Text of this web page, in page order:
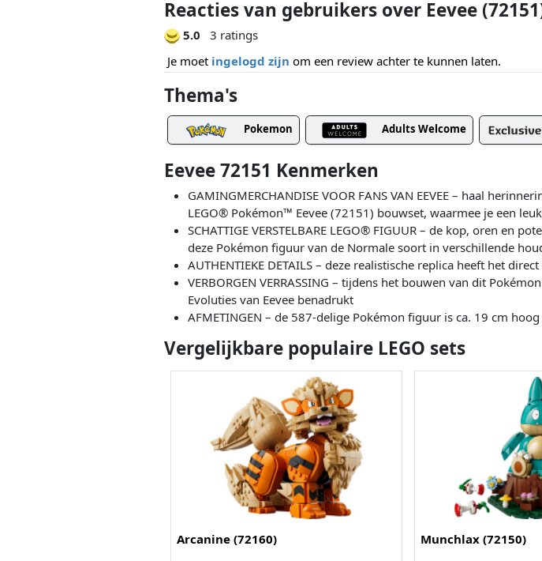
Reacties van gebruikers over Eevee
5.0
3 ratings
Je moet ingelogd zijn om een review achter te kunnen laten.
Thema's
Pokemon Adults Welcome
Eevee 72151 Kenmerken
GAMINGMERCHANDISE VOOR FANS VAN EEVEE – haal
LEGO® Pokémon™ Eevee (72151) bouwset, waarmee je een
SCHATTIGE VERSTELBARE LEGO® FIGUUR – de kop, oren en
deze Pokémon figuur van de Normale soort in verschillende
AUTHENTIEKE DETAILS – deze realistische replica heeft het
VERBORGEN VERRASSING – tijdens het bouwen van dit
Evoluties van Eevee benadrukt
AFMETINGEN – de 587-delige Pokémon figuur is ca. 19 cm hoog
Vergelijkbare populaire LEGO sets
Arcanine (72160) Munchlax (72150)